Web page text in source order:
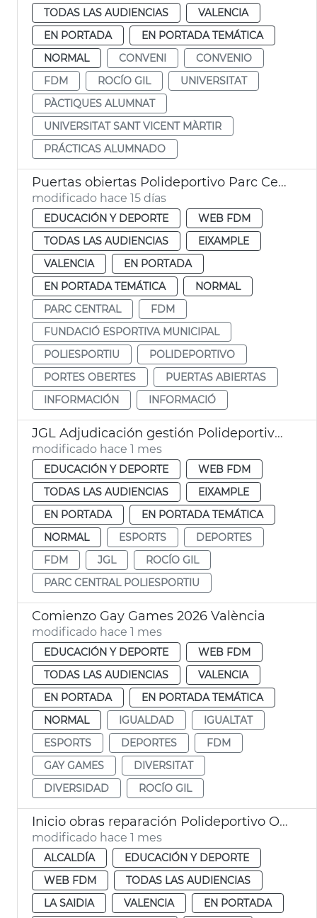
TODAS LAS AUDIENCIAS
VALENCIA
EN PORTADA
EN PORTADA TEMÁTICA
NORMAL
CONVENI
CONVENIO
FDM
ROCÍO GIL
UNIVERSITAT
PÀCTIQUES ALUMNAT
UNIVERSITAT SANT VICENT MÀRTIR
PRÁCTICAS ALUMNADO
Puertas obiertas Polideportivo Parc Central
modificado hace 15 días
EDUCACIÓN Y DEPORTE
WEB FDM
TODAS LAS AUDIENCIAS
EIXAMPLE
VALENCIA
EN PORTADA
EN PORTADA TEMÁTICA
NORMAL
PARC CENTRAL
FDM
FUNDACIÓ ESPORTIVA MUNICIPAL
POLIESPORTIU
POLIDEPORTIVO
PORTES OBERTES
PUERTAS ABIERTAS
INFORMACIÓN
INFORMACIÓ
JGL Adjudicación gestión Polideportivo Parc Central
modificado hace 1 mes
EDUCACIÓN Y DEPORTE
WEB FDM
TODAS LAS AUDIENCIAS
EIXAMPLE
EN PORTADA
EN PORTADA TEMÁTICA
NORMAL
ESPORTS
DEPORTES
FDM
JGL
ROCÍO GIL
PARC CENTRAL POLIESPORTIU
Comienzo Gay Games 2026 València
modificado hace 1 mes
EDUCACIÓN Y DEPORTE
WEB FDM
TODAS LAS AUDIENCIAS
VALENCIA
EN PORTADA
EN PORTADA TEMÁTICA
NORMAL
IGUALDAD
IGUALTAT
ESPORTS
DEPORTES
FDM
GAY GAMES
DIVERSITAT
DIVERSIDAD
ROCÍO GIL
Inicio obras reparación Polideportivo Orriols València
modificado hace 1 mes
ALCALDÍA
EDUCACIÓN Y DEPORTE
WEB FDM
TODAS LAS AUDIENCIAS
LA SAIDIA
VALENCIA
EN PORTADA